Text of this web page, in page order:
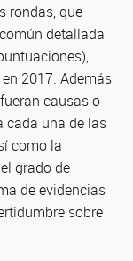
rondas, que
detallada
2017. Además
causas o
cada una de las
como la
grado de
de evidencias
sobre